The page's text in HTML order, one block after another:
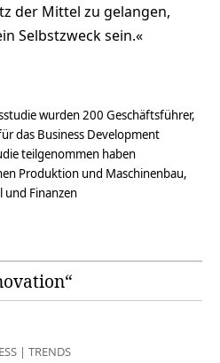
der Mittel zu gelangen,
Selbstzweck sein.«
wurden 200 Geschäftsführer,
das Business Development
teilgenommen haben
Produktion und Maschinenbau,
und Finanzen
| TRENDS